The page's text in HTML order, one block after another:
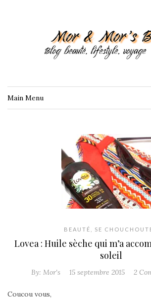
Main Menu
BEAUTÉ SE
Lovea : Huile sèche qui m’a
soleil
By: Mor's 15 septembre 2015 2
Coucou vous,